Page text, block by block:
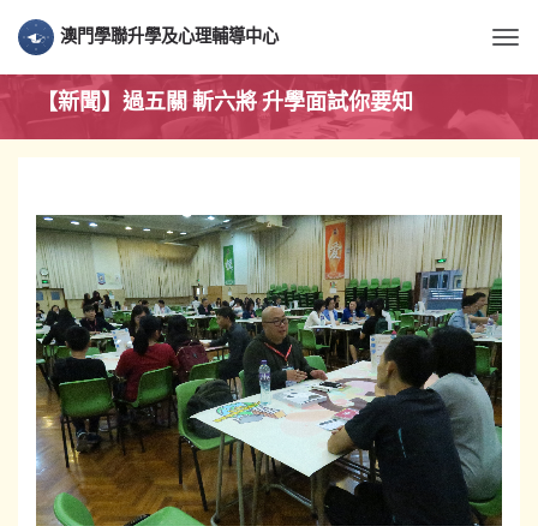
澳門學聯升學及心理輔導中心
【新聞】過五關 斬六將 升學面試你要知